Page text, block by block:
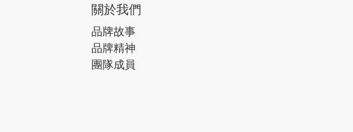
關於我們
品牌故事
品牌精神
團隊成員